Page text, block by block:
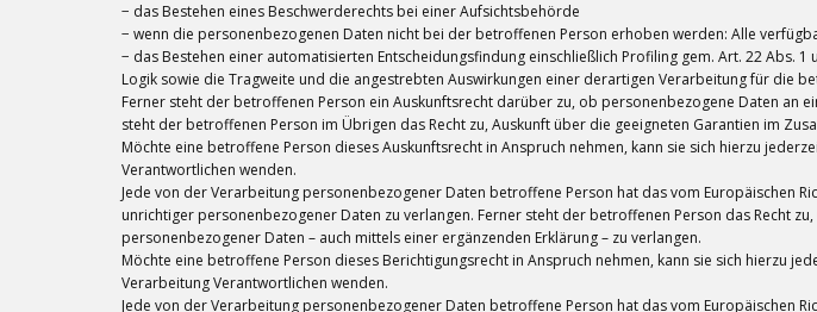
− das Bestehen eines Beschwerderechts bei einer Aufsichtsbehörde
− wenn die personenbezogenen Daten nicht bei der betroffenen Person erhoben werden: Alle
− das Bestehen einer automatisierten Entscheidungsfindung einschließlich Profiling gem. Art. 22 Abs.
Logik sowie die Tragweite und die angestrebten Auswirkungen einer derartigen Verarbeitung für die
Ferner steht der betroffenen Person ein Auskunftsrecht darüber zu, ob personenbezogene Daten
steht der betroffenen Person im Übrigen das Recht zu, Auskunft über die geeigneten Garantien im
Möchte eine betroffene Person dieses Auskunftsrecht in Anspruch nehmen, kann sie sich hierzu
Verantwortlichen wenden.
Jede von der Verarbeitung personenbezogener Daten betroffene Person hat das vom Europäischen
unrichtiger personenbezogener Daten zu verlangen. Ferner steht der betroffenen Person das Recht
personenbezogener Daten – auch mittels einer ergänzenden Erklärung – zu verlangen.
Möchte eine betroffene Person dieses Berichtigungsrecht in Anspruch nehmen, kann sie sich hierzu
Verarbeitung Verantwortlichen wenden.
Jede von der Verarbeitung personenbezogener Daten betroffene Person hat das vom Europäischen